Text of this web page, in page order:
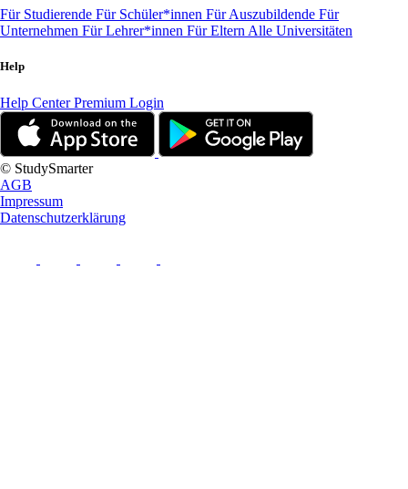
Für Studierende Für Schüler*innen Für Auszubildende Für
Unternehmen Für Lehrer*innen Für Eltern Alle Universitäten
Help
Help CenterPremium Login
© StudySmarter
AGB
Impressum
Datenschutzerklärung